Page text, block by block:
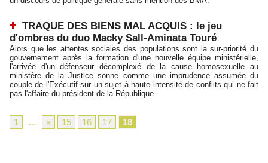
TRAQUE DES BIENS MAL ACQUIS : le jeu
d'ombres du duo Macky Sall-Aminata Touré
Alors que les attentes sociales des populations sont la sur-priorité du
gouvernement après la formation d'une nouvelle équipe ministérielle,
l'arrivée d'un défenseur décomplexé de la cause homosexuelle au
ministère de la Justice sonne comme une imprudence assumée du
couple de l'Exécutif sur un sujet à haute intensité de conflits qui ne fait
pas l'affaire du président de la République
1 ... « 15 16 17 18